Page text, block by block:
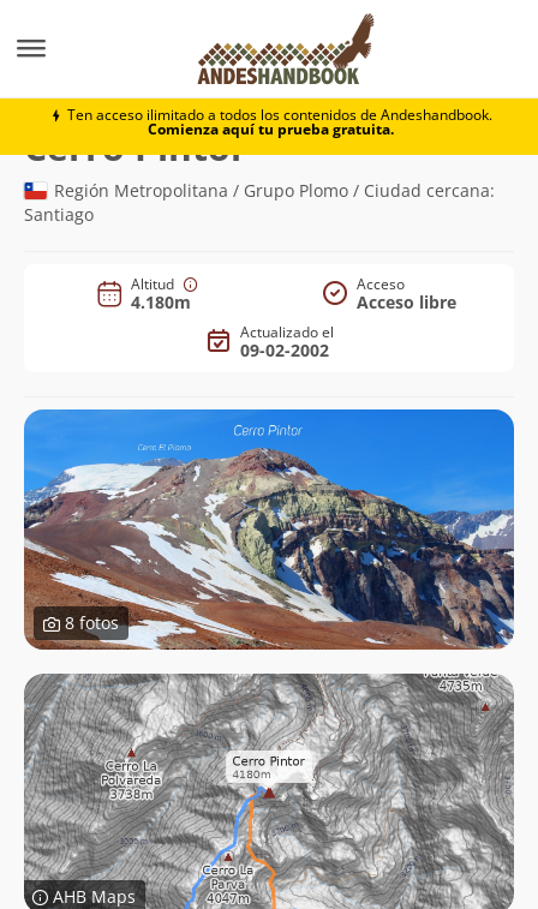
Ten acceso ilimitado a todos los contenidos de Andeshandbook.
Comienza aquí tu prueba gratuita.
Cerro Pintor
Cerro Pintor(4.180m)
Región Metropolitana / Grupo Plomo / Ciudad cercana:
Santiago
Altitud
4.180m
Acceso
Acceso libre
Actualizado el
09-02-2002
8 fotos
AHB Maps